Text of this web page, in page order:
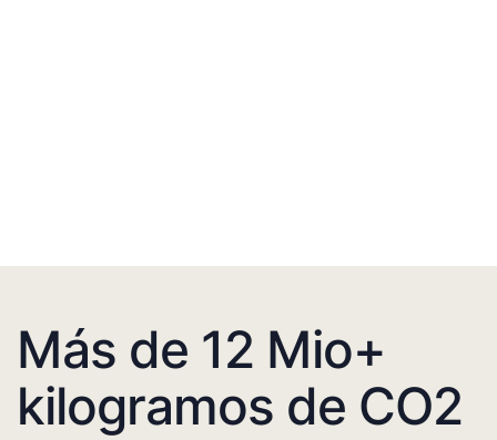
Más de 12 Mio+
kilogramos de CO2